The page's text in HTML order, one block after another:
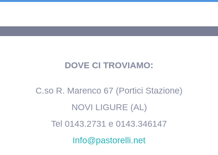
DOVE CI TROVIAMO:
C.so R. Marenco 67 (Portici Stazione)
NOVI LIGURE (AL)
Tel 0143.2731 e 0143.346147
Info@pastorelli.net